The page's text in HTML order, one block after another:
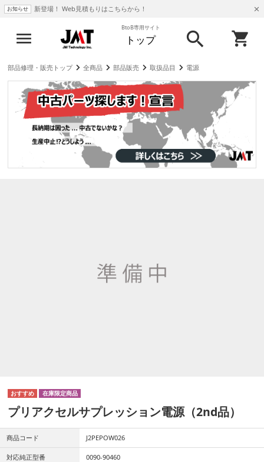
お知らせ 新登場！ Web見積もりはこちらから！
BtoB専用サイト
トップ
部品修理・販売トップ 全商品 部品販売 取扱品目 電源
プリアクセルサプレッション電源（2nd品）
商品コード J2PEPOW026
対応純正型番 0090-90460